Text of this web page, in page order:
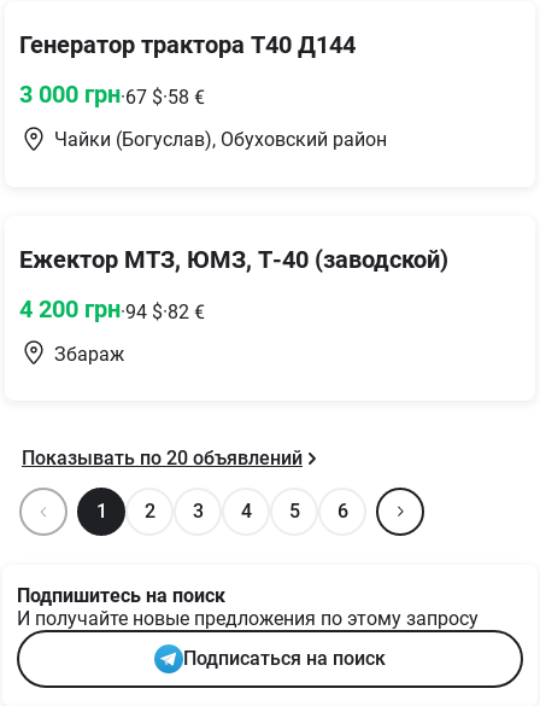
Генератор трактора Т40 Д144
3 000 грн·67 $·58 €
Чайки (Богуслав), Обуховский район
Ежектор МТЗ, ЮМЗ, Т-40 (заводской)
4 200 грн·94 $·82 €
Збараж
1 2 3 4 5 6
Показывать по 20 объявлений
Подпишитесь на поиск
И получайте новые предложения по этому запросу
Подписаться на поиск